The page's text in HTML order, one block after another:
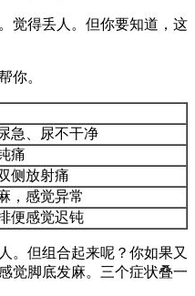
得丢人。但你要知道，这
你。
急、尿不干净
痛
侧放射痛
，感觉异常
便感觉迟钝
但组合起来呢？你如果又
觉脚底发麻。三个症状叠一